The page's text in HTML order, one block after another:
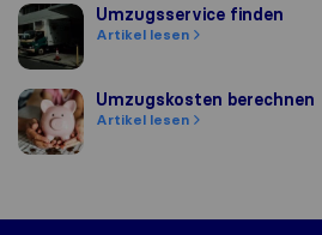
Umzugsservice finden
Umzugsservice finden
Artikel lesen
Umzugskosten berechnen
Umzugskosten berechnen
Artikel lesen